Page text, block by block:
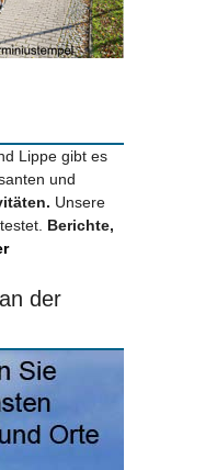
Lippe gibt es
und
Unsere
Berichte,
der